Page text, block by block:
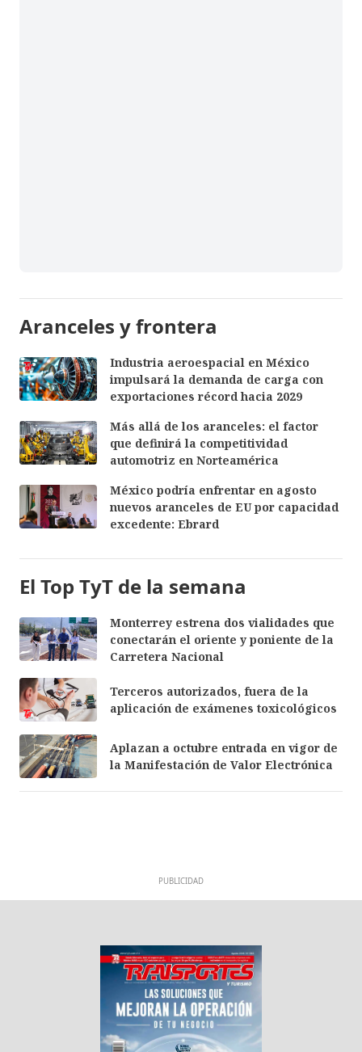
Aranceles y frontera
Industria aeroespacial en México
impulsará la demanda de carga con
exportaciones récord hacia 2029
Más allá de los aranceles: el factor
que definirá la competitividad
automotriz en Norteamérica
México podría enfrentar en agosto
nuevos aranceles de EU por capacidad
excedente: Ebrard
El Top TyT de la semana
Monterrey estrena dos vialidades que
conectarán el oriente y poniente de la
Carretera Nacional
Terceros autorizados, fuera de la
aplicación de exámenes toxicológicos
Aplazan a octubre entrada en vigor de
la Manifestación de Valor Electrónica
PUBLICIDAD